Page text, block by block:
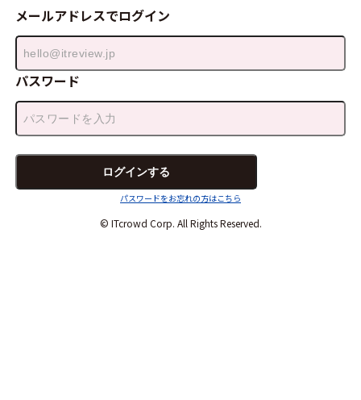
メールアドレスでログイン
パスワード
パスワードをお忘れの方はこちら
© ITcrowd Corp. All Rights Reserved.